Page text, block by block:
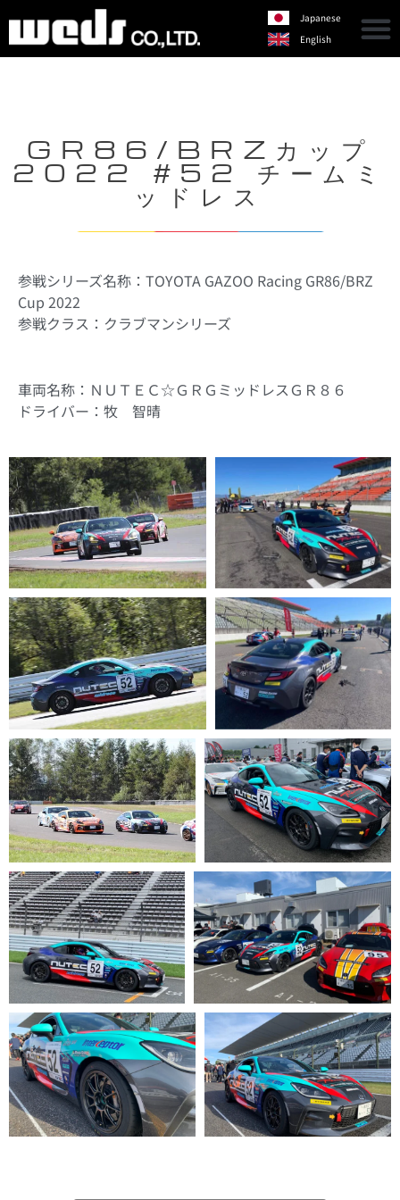
Japanese
English
GR86/BRZカップ
2022 #52 チームミ
ッドレス
参戦シリーズ名称：TOYOTA GAZOO Racing GR86/BRZ
Cup 2022
参戦クラス：クラブマンシリーズ
車両名称：ＮＵＴＥＣ☆ＧＲＧミッドレスＧＲ８６
ドライバー：牧 智晴